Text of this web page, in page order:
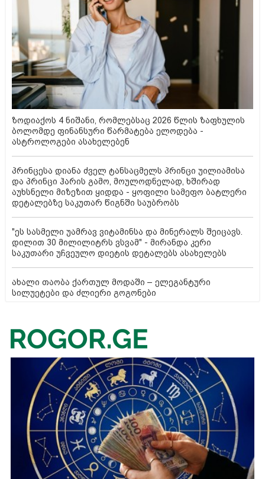
ზოდიაქოს 4 ნიშანი, რომლებსაც 2026 წლის ზაფხულის
ბოლომდე ფინანსური წარმატება ელოდება -
ასტროლოგები ასახელებენ
პრინცესა დიანა ძველ ტანსაცმელს პრინცი უილიამისა
და პრინცი ჰარის გამო, მოულოდნელად, ხშირად
აუხსნელი მიზეზით ყიდდა - ყოფილი სამეფო ბატლერი
დეტალებზე საკუთარ წიგნში საუბრობს
"ეს სასმელი უამრავ ვიტამინსა და მინერალს შეიცავს.
დილით 30 მილილიტრს ვსვამ" - მირანდა კერი
საკუთარი უჩვეულო დიეტის დეტალებს ასახელებს
ახალი თაობა ქართულ მოდაში – ელეგანტური
სილუეტები და ძლიერი გოგონები